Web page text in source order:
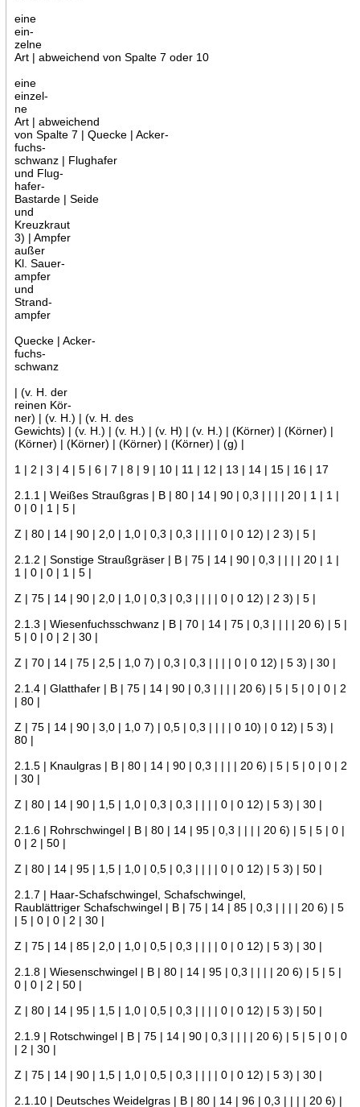
eine
ein-
zelne
Art | abweichend von Spalte 7 oder 10
eine
einzel-
ne
Art | abweichend
von Spalte 7 | Quecke | Acker-
fuchs-
schwanz | Flughafer
und Flug-
hafer-
Bastarde | Seide
und
Kreuzkraut
3) | Ampfer
außer
Kl. Sauer-
ampfer
und
Strand-
ampfer
Quecke | Acker-
fuchs-
schwanz
| (v. H. der
reinen Kör-
ner) | (v. H.) | (v. H. des
Gewichts) | (v. H.) | (v. H.) | (v. H) | (v. H.) | (Körner) | (Körner) |
(Körner) | (Körner) | (Körner) | (Körner) | (g) |
1 | 2 | 3 | 4 | 5 | 6 | 7 | 8 | 9 | 10 | 11 | 12 | 13 | 14 | 15 | 16 | 17
2.1.1 | Weißes Straußgras | B | 80 | 14 | 90 | 0,3 | | | | 20 | 1 | 1 |
0 | 0 | 1 | 5 |
Z | 80 | 14 | 90 | 2,0 | 1,0 | 0,3 | 0,3 | | | | 0 | 0 12) | 2 3) | 5 |
2.1.2 | Sonstige Straußgräser | B | 75 | 14 | 90 | 0,3 | | | | 20 | 1 |
1 | 0 | 0 | 1 | 5 |
Z | 75 | 14 | 90 | 2,0 | 1,0 | 0,3 | 0,3 | | | | 0 | 0 12) | 2 3) | 5 |
2.1.3 | Wiesenfuchsschwanz | B | 70 | 14 | 75 | 0,3 | | | | 20 6) | 5 |
5 | 0 | 0 | 2 | 30 |
Z | 70 | 14 | 75 | 2,5 | 1,0 7) | 0,3 | 0,3 | | | | 0 | 0 12) | 5 3) | 30 |
2.1.4 | Glatthafer | B | 75 | 14 | 90 | 0,3 | | | | 20 6) | 5 | 5 | 0 | 0 | 2
| 80 |
Z | 75 | 14 | 90 | 3,0 | 1,0 7) | 0,5 | 0,3 | | | | 0 10) | 0 12) | 5 3) |
80 |
2.1.5 | Knaulgras | B | 80 | 14 | 90 | 0,3 | | | | 20 6) | 5 | 5 | 0 | 0 | 2
| 30 |
Z | 80 | 14 | 90 | 1,5 | 1,0 | 0,3 | 0,3 | | | | 0 | 0 12) | 5 3) | 30 |
2.1.6 | Rohrschwingel | B | 80 | 14 | 95 | 0,3 | | | | 20 6) | 5 | 5 | 0 |
0 | 2 | 50 |
Z | 80 | 14 | 95 | 1,5 | 1,0 | 0,5 | 0,3 | | | | 0 | 0 12) | 5 3) | 50 |
2.1.7 | Haar-Schafschwingel, Schafschwingel,
Raublättriger Schafschwingel | B | 75 | 14 | 85 | 0,3 | | | | 20 6) | 5
| 5 | 0 | 0 | 2 | 30 |
Z | 75 | 14 | 85 | 2,0 | 1,0 | 0,5 | 0,3 | | | | 0 | 0 12) | 5 3) | 30 |
2.1.8 | Wiesenschwingel | B | 80 | 14 | 95 | 0,3 | | | | 20 6) | 5 | 5 |
0 | 0 | 2 | 50 |
Z | 80 | 14 | 95 | 1,5 | 1,0 | 0,5 | 0,3 | | | | 0 | 0 12) | 5 3) | 50 |
2.1.9 | Rotschwingel | B | 75 | 14 | 90 | 0,3 | | | | 20 6) | 5 | 5 | 0 | 0
| 2 | 30 |
Z | 75 | 14 | 90 | 1,5 | 1,0 | 0,5 | 0,3 | | | | 0 | 0 12) | 5 3) | 30 |
2.1.10 | Deutsches Weidelgras | B | 80 | 14 | 96 | 0,3 | | | | 20 6) |